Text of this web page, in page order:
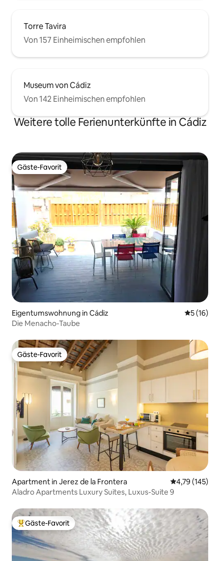
Torre Tavira
Von 157 Einheimischen empfohlen
Museum von Cádiz
Von 142 Einheimischen empfohlen
Weitere tolle Ferienunterkünfte in Cádiz
Gäste-Favorit
Gäste-Favorit
Eigentumswohnung in Cádiz
5 (16)
Die Menacho-Taube
Gäste-Favorit
Gäste-Favorit
Apartment in Jerez de la Frontera
4,79 (145)
Aladro Apartments Luxury Suites, Luxus-Suite 9
Beliebter Gäste-Favorit.
Gäste-Favorit